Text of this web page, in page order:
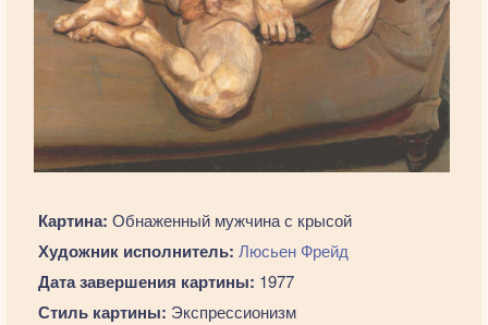
Картина: Обнаженный мужчина с крысой
Художник исполнитель: Люсьен Фрейд
Дата завершения картины: 1977
Стиль картины: Экспрессионизм